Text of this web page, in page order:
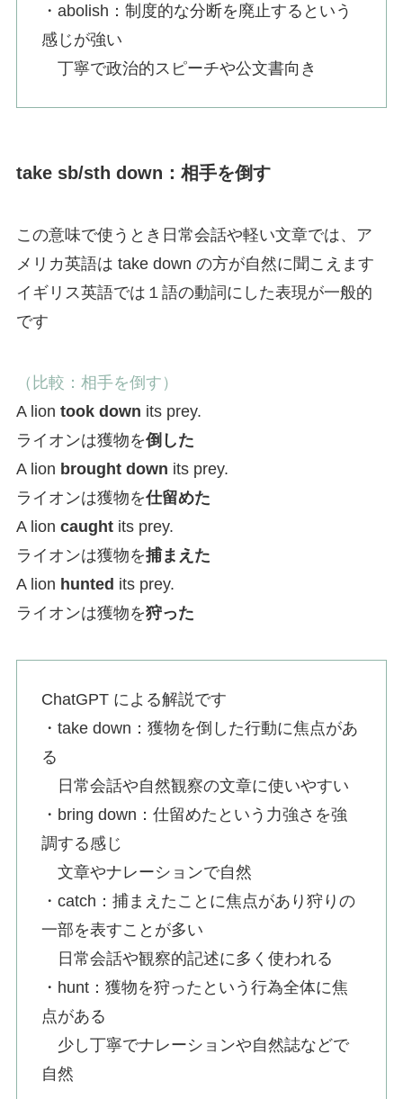
・abolish：制度的な分断を廃止するという
感じが強い
丁寧で政治的スピーチや公文書向き
take sb/sth down：相手を倒す
この意味で使うとき日常会話や軽い文章では、ア
メリカ英語は take down の方が自然に聞こえます
イギリス英語では１語の動詞にした表現が一般的
です
（比較：相手を倒す）
A lion took down its prey.
ライオンは獲物を倒した
A lion brought down its prey.
ライオンは獲物を仕留めた
A lion caughtits prey.
ライオンは獲物を捕まえた
A lion hunted its prey.
ライオンは獲物を狩った
ChatGPT による解説です
・take down：獲物を倒した行動に焦点があ
る
日常会話や自然観察の文章に使いやすい
・bring down：仕留めたという力強さを強
調する感じ
文章やナレーションで自然
・catch：捕まえたことに焦点があり狩りの
一部を表すことが多い
日常会話や観察的記述に多く使われる
・hunt：獲物を狩ったという行為全体に焦
点がある
少し丁寧でナレーションや自然誌などで
自然